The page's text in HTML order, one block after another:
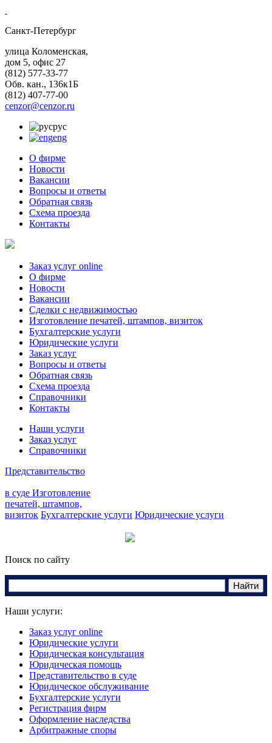
Санкт-Петербург
улица Коломенская,
дом 5, офис 27
(812) 577-33-77
Обв. кан., 136к1Б
(812) 407-77-00
cenzor@cenzor.ru
рус
eng
О фирме
Новости
Вакансии
Вопросы и ответы
Обратная связь
Схема проезда
Контакты
Заказ услуг online
О фирме
Новости
Вакансии
Сделки с недвижимостью
Изготовление печатей, штампов, визиток
Бухгалтерские услуги
Юридические услуги
Заказ услуг
Вопросы и ответы
Обратная связь
Схема проезда
Справочники
Контакты
Наши услуги
Заказ услуг
Справочники
Представительство
в суде Изготовление
печатей, штампов,
визиток Бухгалтерские услуги Юридические услуги
Поиск по сайту
Наши услуги:
Заказ услуг online
Юридические услуги
Юридическая консультация
Юридическая помощь
Представительство в суде
Юридическое обслуживание
Бухгалтерские услуги
Регистрация фирм
Оформление наследства
Арбитражные споры